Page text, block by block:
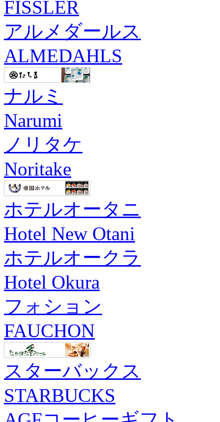
FISSLER
アルメダールス
ALMEDAHLS
ナルミ
Narumi
ノリタケ
Noritake
ホテルオータニ
Hotel New Otani
ホテルオークラ
Hotel Okura
フォション
FAUCHON
スターバックス
STARBUCKS